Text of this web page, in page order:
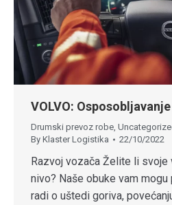
VOLVO:
Drumski prevoz robe
By Klaster Logistika 22/10/2022
Razvoj vozača Želite li
nivo? Naše obuke vam
radi o uštedi goriva,